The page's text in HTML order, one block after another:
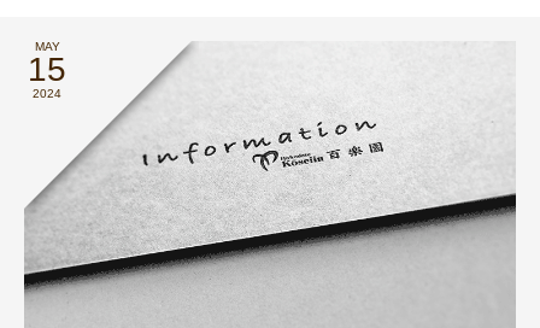
MAY
15
2024